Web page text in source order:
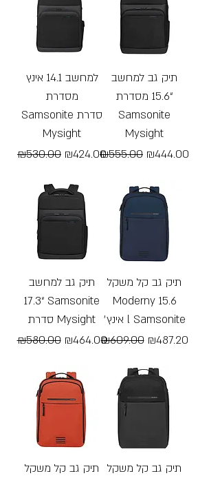
למחשב 14.1 אינץ
מסדרת
Samsonite סדרת
Mysight
Regular Price
₪530.00 Sale Price
₪424.00
תיק גב למחשב
“15.6 מסדרת
Samsonite
Mysight
Regular Price
₪555.00 Sale Price
₪444.00
תיק גב למחשב
“17.3 Samsonite
סדרת Mysight
Regular Price
₪580.00 Sale Price
₪464.00
תיק גב קל משקל
Moderny 15.6
אינץ׳ l Samsonite
Regular Price
₪609.00 Sale Price
₪487.20
תיק גב קל משקל תיק גב קל משקל